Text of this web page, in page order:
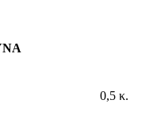
0,5 κ.